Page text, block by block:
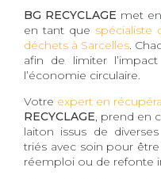
BG RECYCLAGE met
en tant que spécialiste
déchets à Sarcelles.
afin de limiter
l’économie circulaire.
Votre expert en
RECYCLAGE, prend en
laiton issus de
triés avec soin pour
réemploi ou de refonte